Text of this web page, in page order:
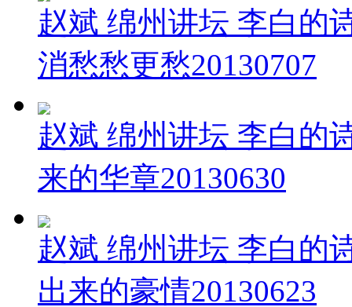
赵斌 绵州讲坛 李白的
消愁愁更愁20130707
赵斌 绵州讲坛 李白的
来的华章20130630
赵斌 绵州讲坛 李白的
出来的豪情20130623